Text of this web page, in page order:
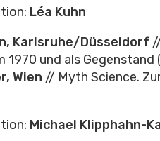
Léa Kuhn
Karlsruhe/Düsseldorf
1970 und als Gegenstand
Wien // Myth Science.
Michael Klipphahn-